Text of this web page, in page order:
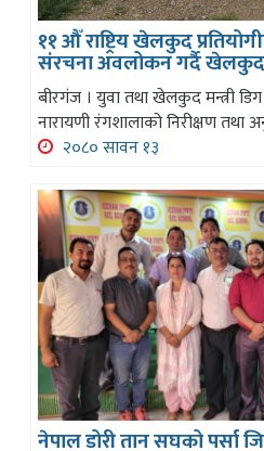
११ औँ राष्ट्रिय खेलकुद
संरचना अवलोकन गर्दै खेलकुद
बीरगंज । युवा तथा खेलकुद मन्त्री
नारायणी रंगशालाको निरीक्षण
२०८० सावन १३
नेपाल डोरी तान सघको पर्सा